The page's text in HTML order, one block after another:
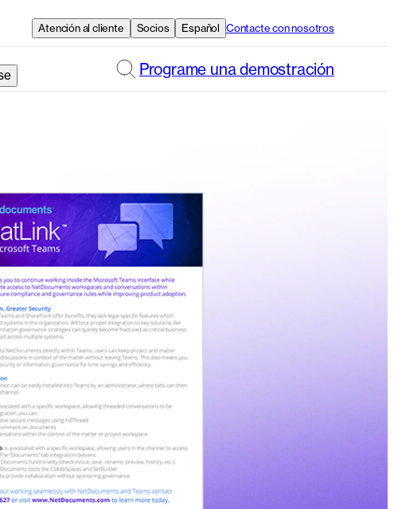
Atención al cliente Socios Español Contacte con nosotros
Programe una demostración